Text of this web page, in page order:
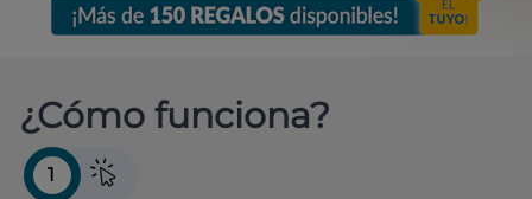
¿Cómo funciona?
1